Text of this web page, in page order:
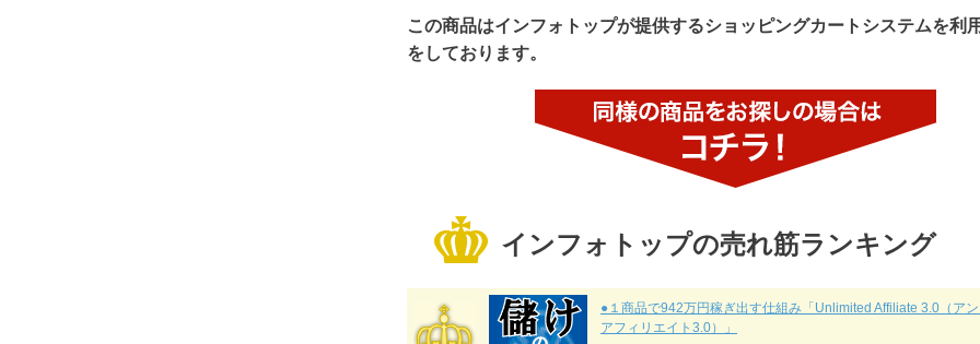
この商品はインフォトップが提供するショッピングカートシステムを利
をしております。
インフォトップの売れ筋ランキング
●１商品で942万円稼ぎ出す仕組み「Unlimited Affiliate 3.0（ア
アフィリエイト3.0）」